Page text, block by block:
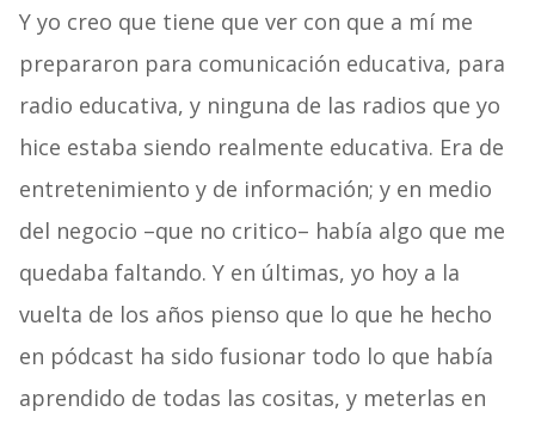
Y yo creo que tiene que ver con que a mí me
prepararon para comunicación educativa, para
radio educativa, y ninguna de las radios que yo
hice estaba siendo realmente educativa. Era de
entretenimiento y de información; y en medio
del negocio –que no critico– había algo que me
quedaba faltando. Y en últimas, yo hoy a la
vuelta de los años pienso que lo que he hecho
en pódcast ha sido fusionar todo lo que había
aprendido de todas las cositas, y meterlas en